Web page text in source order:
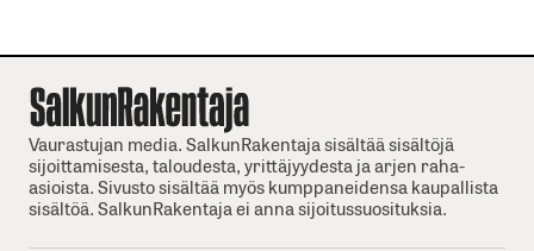
Vaurastujan media. SalkunRakentaja sisältää sisältöjä
sijoittamisesta, taloudesta, yrittäjyydesta ja arjen raha-
asioista. Sivusto sisältää myös kumppaneidensa kaupallista
sisältöä. SalkunRakentaja ei anna sijoitussuosituksia.